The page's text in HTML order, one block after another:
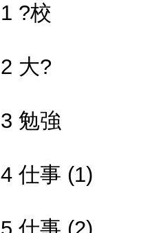
1 ?校
2 大?
3 勉強
4 仕事 (1)